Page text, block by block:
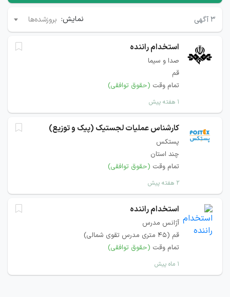
۳ آگهی نمایش: بروزشده‌ها
استخدام راننده
صدا و سیما
قم
تمام وقت (حقوق توافقی)
۱ هفته پیش
کارشناس عملیات لجستیک (پیک و توزیع)
پستکس
چند استان
تمام وقت (حقوق توافقی)
۲ هفته پیش
استخدام راننده
آژانس مدرس
قم (45 متری مدرس تقوی شمالی)
تمام وقت (حقوق توافقی)
۱ ماه پیش